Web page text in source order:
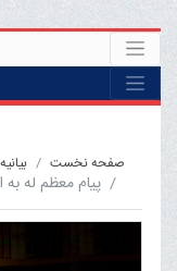
صفحه نخست
پیام معظم له